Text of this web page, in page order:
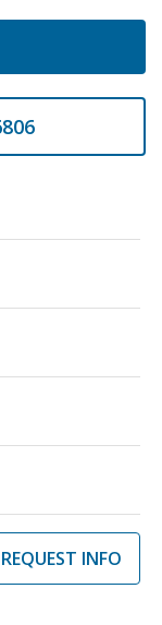
REQUEST INFO